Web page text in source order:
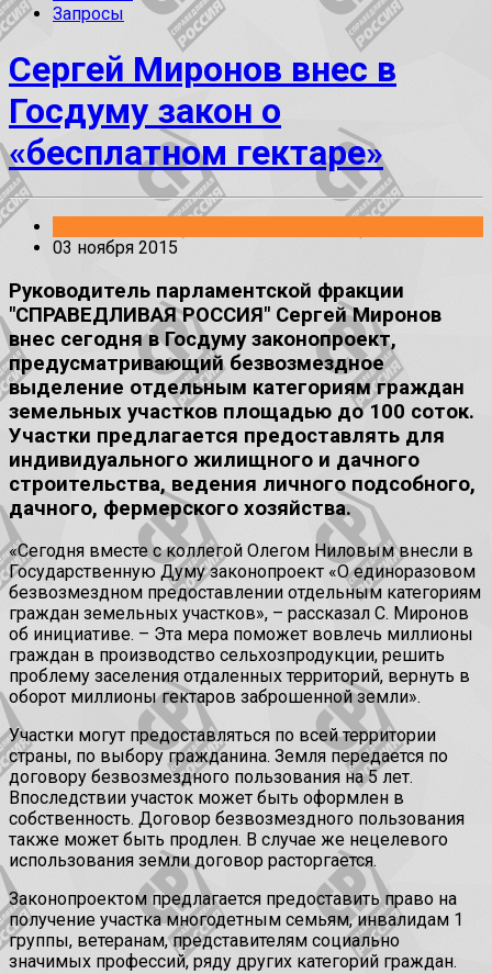
Запросы
Сергей Миронов внес в
Госдуму закон о
«бесплатном гектаре»
03 ноября 2015
Руководитель парламентской фракции
"СПРАВЕДЛИВАЯ РОССИЯ" Сергей Миронов
внес сегодня в Госдуму законопроект,
предусматривающий безвозмездное
выделение отдельным категориям граждан
земельных участков площадью до 100 соток.
Участки предлагается предоставлять для
индивидуального жилищного и дачного
строительства, ведения личного подсобного,
дачного, фермерского хозяйства.
«Сегодня вместе с коллегой Олегом Ниловым внесли в
Государственную Думу законопроект «О единоразовом
безвозмездном предоставлении отдельным категориям
граждан земельных участков», – рассказал С. Миронов
об инициативе. – Эта мера поможет вовлечь миллионы
граждан в производство сельхозпродукции, решить
проблему заселения отдаленных территорий, вернуть в
оборот миллионы гектаров заброшенной земли».
Участки могут предоставляться по всей территории
страны, по выбору гражданина. Земля передается по
договору безвозмездного пользования на 5 лет.
Впоследствии участок может быть оформлен в
собственность. Договор безвозмездного пользования
также может быть продлен. В случае же нецелевого
использования земли договор расторгается.
Законопроектом предлагается предоставить право на
получение участка многодетным семьям, инвалидам 1
группы, ветеранам, представителям социально
значимых профессий, ряду других категорий граждан.